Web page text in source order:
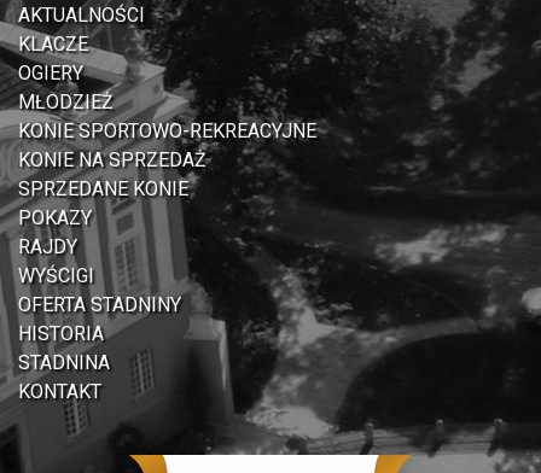
AKTUALNOŚCI
KLACZE
OGIERY
MŁODZIEŻ
KONIE SPORTOWO-REKREACYJNE
KONIE NA SPRZEDAŻ
SPRZEDANE KONIE
POKAZY
RAJDY
WYŚCIGI
OFERTA STADNINY
HISTORIA
STADNINA
KONTAKT